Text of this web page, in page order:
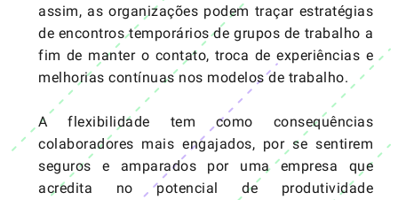
assim, as organizações podem traçar estratégias
de encontros temporários de grupos de trabalho a
fim de manter o contato, troca de experiências e
melhorias contínuas nos modelos de trabalho.
A flexibilidade tem como consequências
colaboradores mais engajados, por se sentirem
seguros e amparados por uma empresa que
acredita no potencial de produtividade